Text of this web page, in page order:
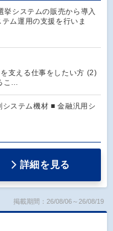
挙システムの販売から導入
ム運用の支援を行いま
支える仕事をしたい方 (2)
こ…
ステム機材 ■ 金融汎用シ
詳細を見る
掲載期間：26/08/06～26/08/19